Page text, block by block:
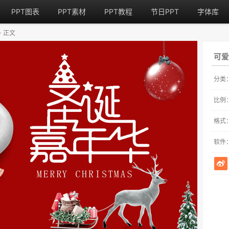
PPT图表 PPT素材 PPT教程 节日PPT 字体库
可
分类
比例
格式
软件
正文